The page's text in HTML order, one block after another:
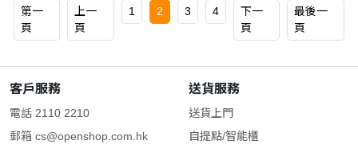
第一
頁
上一
頁
1 2 3 4
下一
頁
最後一
頁
客戶服務
電話 2110 2210
郵箱 cs@openshop.com.hk
送貨服務
送貨上門
自提點/智能櫃